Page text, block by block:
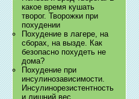
какое время кушать
творог. Творожки при
похудении
Похудение в лагере, на
сборах, на вызде. Как
безопасно похудеть не
дома?
Похудение при
инсулинозависимости.
Инсулинорезистентность
и лишний вес